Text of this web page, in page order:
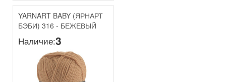
YARNART BABY (ЯРНАРТ
БЭБИ) 316 - БЕЖЕВЫЙ
Наличие:3